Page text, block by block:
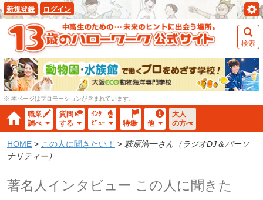
新規登録 ログイン
検索
※ 本ページはプロモーションが含まれています。
職業
調べ
質問
する
ｲﾝﾀ
ﾋﾞｭｰ
特集 他
大人
の方へ
HOME > この人に聞きたい！ > 萩原浩一さん（ラジオDJ＆パーソ
ナリティー）
著名人インタビュー この人に聞きた